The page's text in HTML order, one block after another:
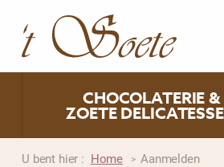
CHOCOLATERIE &
ZOETE
U bent hier : Home > Aanmelden